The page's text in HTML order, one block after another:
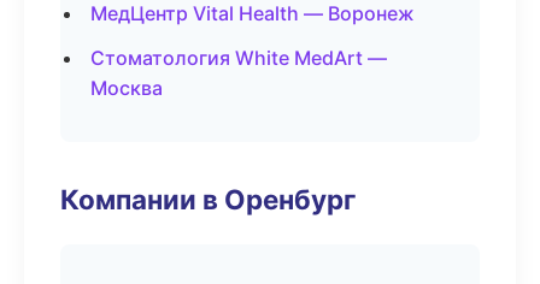
МедЦентр Vital Health — Воронеж
Стоматология White MedArt —
Москва
Компании в Оренбург